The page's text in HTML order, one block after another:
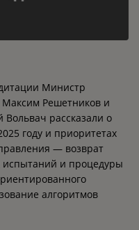
Министр
Максим Решетников и
Вольвач рассказали о
году и приоритетах
— возврат
испытаний и процедуры
алгоритмов